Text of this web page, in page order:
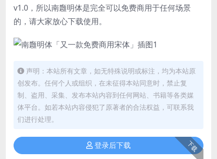
v1.0，所以南廱明体是完全可以免费商用于任何场景
的，请大家放心下载使用。
声明：本站所有文章，如无特殊说明或标注，均为本站原
创发布。任何个人或组织，在未征得本站同意时，禁止复
制、盗用、采集、发布本站内容到任何网站、书籍等各类媒
体平台。如若本站内容侵犯了原著者的合法权益，可联系我
们进行处理。
下载
登录后下载